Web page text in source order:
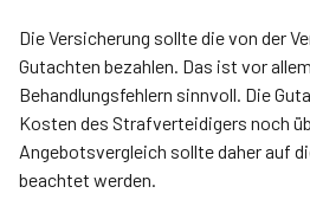
Die Versicherung sollte die von der
Gutachten bezahlen. Das ist vor
Behandlungsfehlern sinnvoll. Die
Kosten des Strafverteidigers noch
Angebotsvergleich sollte daher auf
beachtet werden.